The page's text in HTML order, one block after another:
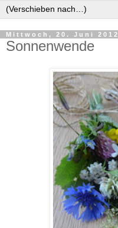
Mittwoch, 20. Juni 2012
Sonnenwende